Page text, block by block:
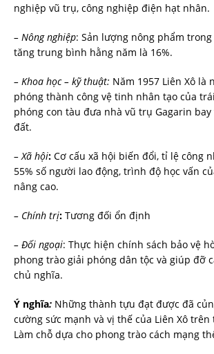
nghiệp vũ trụ, công nghiệp điện hạt nhân.
– Nông nghiệp: Sản lượng nông phẩm
tăng trung bình hằng năm là 16%.
– Khoa học – kỹ thuật: Năm 1957 Liên Xô là
phóng thành công vệ tinh nhân tạo của
phóng con tàu đưa nhà vũ trụ Gagarin
đất.
– Xã hội: Cơ cấu xã hội biến đổi, tỉ lệ công
55% số người lao động, trình độ học vấn
nâng cao.
– Chính trị: Tương đối ổn định
– Đối ngoại: Thực hiện chính sách bảo vệ
phong trào giải phóng dân tộc và giúp đỡ
chủ nghĩa.
Ý nghĩa: Những thành tựu đạt được đã
cường sức mạnh và vị thế của Liên Xô
Làm chỗ dựa cho phong trào cách mạng